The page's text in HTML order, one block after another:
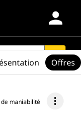
person
search
maniabilité more_vert
Offres